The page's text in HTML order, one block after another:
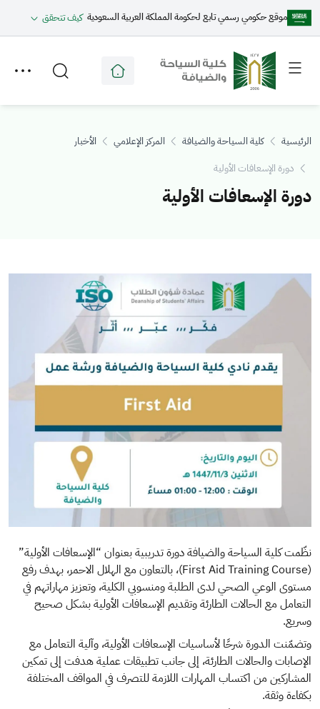
موقع حكومي رسمي تابع لحكومة المملكة العربية السعودية كيف تتحقق
Toggle
menu
Toggle
secondary
menu
الرئيسية كلية السياحة والضيافة المركز الإعلامي
الأخبار
دورة الإسعافات الأولية
دورة الإسعافات الأولية
الصورة
نظّمت كلية السياحة والضيافة دورة تدريبية بعنوان “الإسعافات الأولية”
(First Aid Training Course)، بالتعاون مع الهلال الاحمر، بهدف رفع
مستوى الوعي الصحي لدى الطلبة ومنسوبي الكلية، وتعزيز مهاراتهم في
التعامل مع الحالات الطارئة وتقديم الإسعافات الأولية بشكل صحيح
وسريع.
وتضمّنت الدورة شرحًا لأساسيات الإسعافات الأولية، وآلية التعامل مع
الإصابات والحالات الطارئة، إلى جانب تطبيقات عملية هدفت إلى تمكين
المشاركين من اكتساب المهارات اللازمة للتصرف في المواقف المختلفة
بكفاءة وثقة.